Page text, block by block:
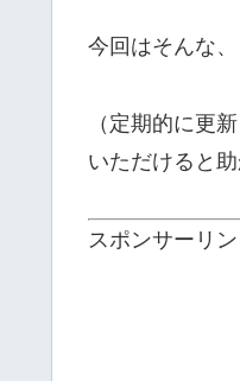
今回はそんな
（定期的に更
いただけると助
スポンサーリン